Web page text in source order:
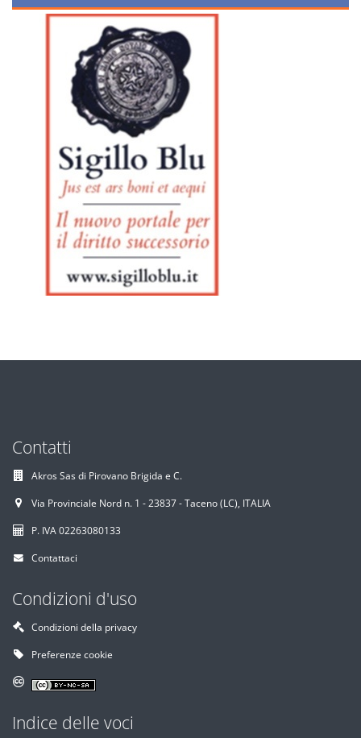
Contatti
Akros Sas di Pirovano Brigida e C.
Via Provinciale Nord n. 1 - 23837 - Taceno (LC), ITALIA
P. IVA 02263080133
Contattaci
Condizioni d'uso
Condizioni della privacy
Preferenze cookie
Indice delle voci